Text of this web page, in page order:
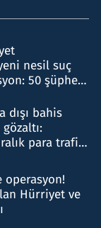
nesil suç
50 şüpheli
dışı bahis
para trafiği
operasyon!
Hürriyet ve